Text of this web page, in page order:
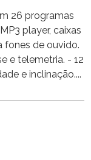
26 programas
player, caixas
fones de ouvido.
e telemetria. - 12
e inclinação....